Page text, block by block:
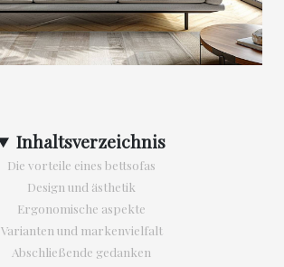
Inhaltsverzeichnis
Die vorteile eines bettsofas
Design und ästhetik
Ergonomische aspekte
Varianten und markenvielfalt
Abschließende gedanken